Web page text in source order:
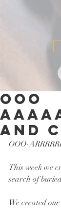
OOO
and
OOO-
This week we
search of
We created